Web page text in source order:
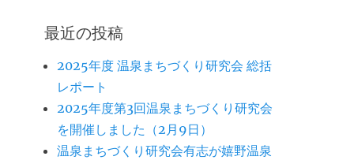
最近の投稿
2025年度 温泉まちづくり研究会 総括
レポート
2025年度第3回温泉まちづくり研究会
を開催しました（2月9日）
温泉まちづくり研究会有志が嬉野温泉